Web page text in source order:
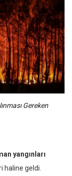
Gereken
yangınları
haline geldi.